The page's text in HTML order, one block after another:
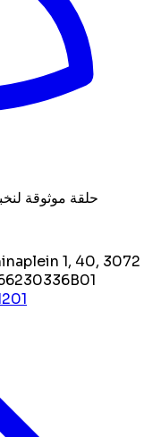
حلقة موثوقة
1, 40, 3072